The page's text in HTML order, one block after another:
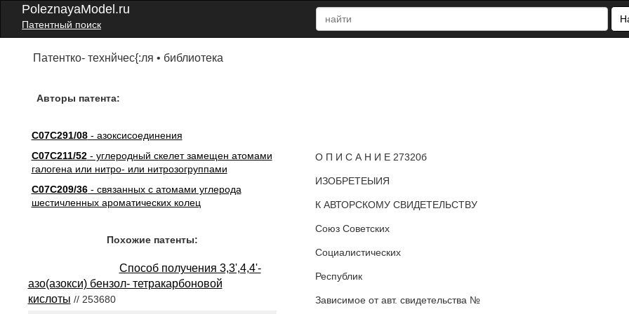
PoleznayaModel.ru
Патентный поиск
Патентко- технйчес{:ля • библиотека
Авторы патента:
C07C291/08- азоксисоединения
C07C211/52- углеродный скелет замещен атомами
галогена или нитро- или нитрозогруппами
C07C209/36- связанных с атомами углерода
шестичленных ароматических колец
О П И С А Н И Е 27320б
ИЗОБРЕТЕЫИЯ
К АВТОРСКОМУ СВИДЕТЕЛЬСТВУ
Союз Советских
Социалистических
Республик
Зависимое от авт. свидетельства №
Похожие патенты:
Способ получения 3,3',4,4'-
азо(азокси) бензол- тетракарбоновой
кислоты // 253680